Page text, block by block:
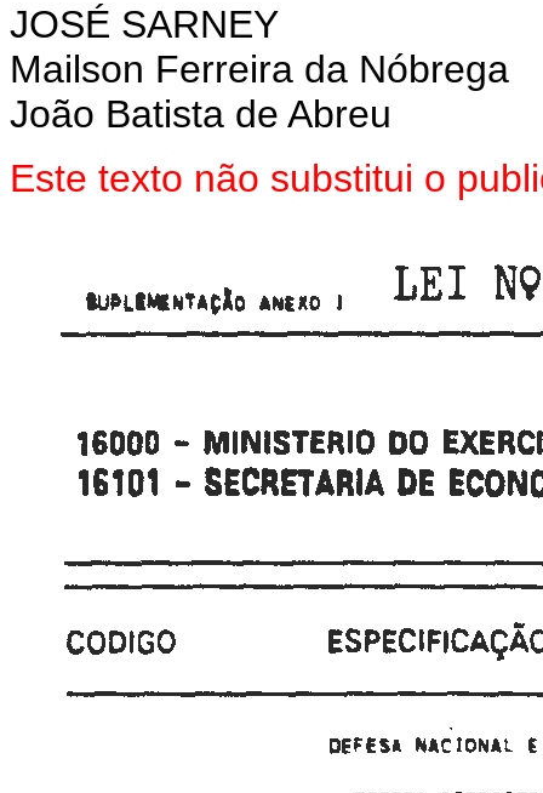
JOSÉ SARNEY
Mailson Ferreira da Nóbrega
João Batista de Abreu
Este texto não substitui o